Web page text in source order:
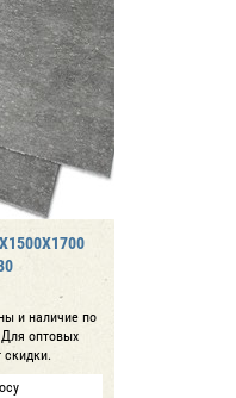
и наличие по
оптовых
скидки.